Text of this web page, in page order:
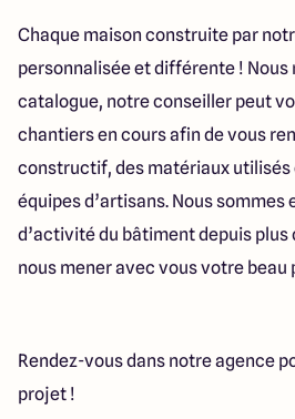
Chaque maison construite par
personnalisée et différente ! Nous
catalogue, notre conseiller peut
chantiers en cours afin de vous
constructif, des matériaux utilisés
équipes d’artisans. Nous sommes
d’activité du bâtiment depuis plus
nous mener avec vous votre beau
Rendez-vous dans notre agence
projet !